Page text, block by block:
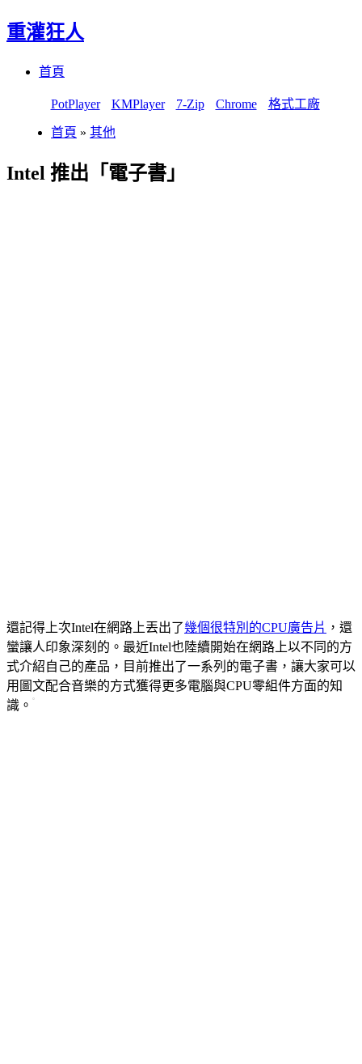
重灌狂人
首頁
PotPlayer KMPlayer 7-Zip Chrome 格式工廠
首頁 » 其他
Intel 推出「電子書」
還記得上次Intel在網路上丟出了幾個很特別的CPU廣告片 ，還
蠻讓人印象深刻的。最近Intel也陸續開始在網路上以不同的方
式介紹自己的產品，目前推出了一系列的電子書，讓大家可以
用圖文配合音樂的方式獲得更多電腦與CPU零組件方面的知
識。